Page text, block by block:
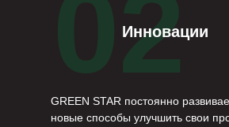
02
Инновации
GREEN STAR постоянно
новые способы улучшить свои